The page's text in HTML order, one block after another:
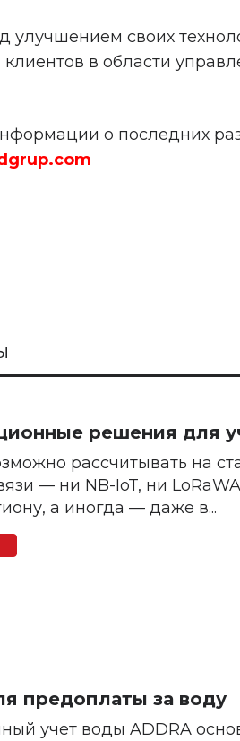
улучшением своих
в области
о последних
решения для
рассчитывать на
— ни NB-IoT, ни
а иногда — даже в...
предоплаты за воду
учет воды ADDRA